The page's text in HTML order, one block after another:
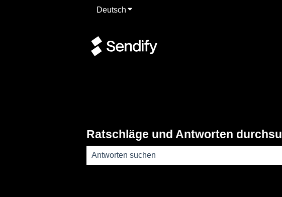
Deutsch Untermenü für Übersetzungen anzeigen
Ratschläge und Antworten